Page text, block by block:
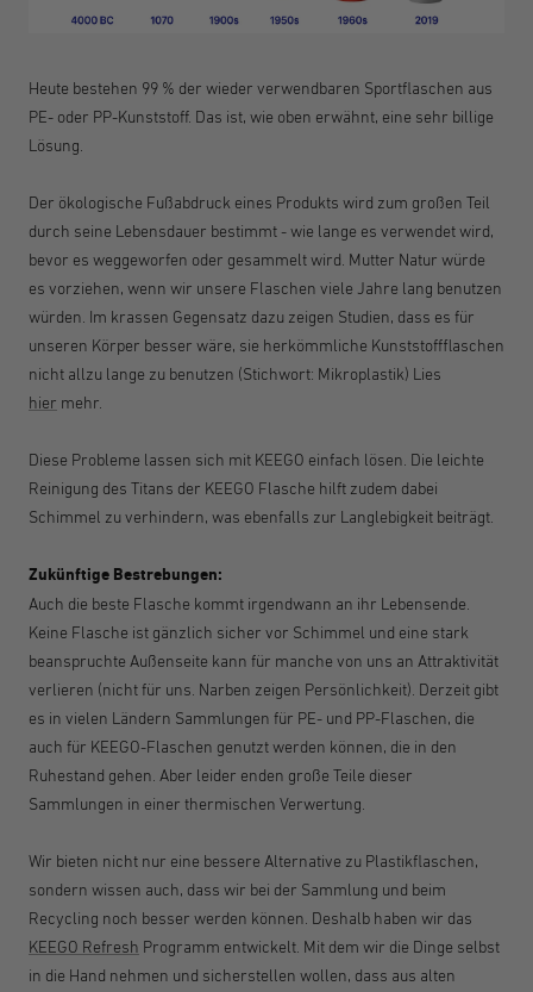
Heute bestehen 99 % der wieder verwendbaren Sportflaschen aus
PE- oder PP-Kunststoff. Das ist, wie oben erwähnt, eine sehr billige
Lösung.
Der ökologische Fußabdruck eines Produkts wird zum großen Teil
durch seine Lebensdauer bestimmt - wie lange es verwendet wird,
bevor es weggeworfen oder gesammelt wird. Mutter Natur würde
es vorziehen, wenn wir unsere Flaschen viele Jahre lang benutzen
würden. Im krassen Gegensatz dazu zeigen Studien, dass es für
unseren Körper besser wäre, sie herkömmliche Kunststoffflaschen
nicht allzu lange zu benutzen (Stichwort: Mikroplastik) Lies
hier mehr.
Diese Probleme lassen sich mit KEEGO einfach lösen. Die leichte
Reinigung des Titans der KEEGO Flasche hilft zudem dabei
Schimmel zu verhindern, was ebenfalls zur Langlebigkeit beiträgt.
Zukünftige Bestrebungen:
Auch die beste Flasche kommt irgendwann an ihr Lebensende.
Keine Flasche ist gänzlich sicher vor Schimmel und eine stark
beanspruchte Außenseite kann für manche von uns an Attraktivität
verlieren (nicht für uns. Narben zeigen Persönlichkeit). Derzeit gibt
es in vielen Ländern Sammlungen für PE- und PP-Flaschen, die
auch für KEEGO-Flaschen genutzt werden können, die in den
Ruhestand gehen. Aber leider enden große Teile dieser
Sammlungen in einer thermischen Verwertung.
Wir bieten nicht nur eine bessere Alternative zu Plastikflaschen,
sondern wissen auch, dass wir bei der Sammlung und beim
Recycling noch besser werden können. Deshalb haben wir das
KEEGO Refresh Programm entwickelt. Mit dem wir die Dinge selbst
in die Hand nehmen und sicherstellen wollen, dass aus alten